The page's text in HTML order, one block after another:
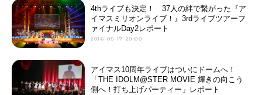
4thライブも決定！ 37人の絆で繋がった『ア
イマスミリオンライブ！』3rdライブツアーフ
ァイナルDay2レポート
2016-05-17 20:00
アイマス10周年ライブはついにドームへ！
「THE IDOLM@STER MOVIE 輝きの向こう
側へ！打ち上げパーティー」レポート